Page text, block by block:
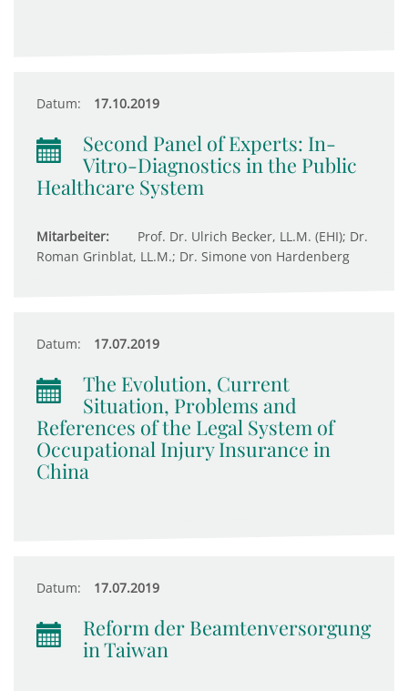
Datum: 17.10.2019
Second Panel of Experts: In-
Vitro-Diagnostics in the Public
Healthcare System
Mitarbeiter:
Prof. Dr. Ulrich Becker, LL.M. (EHI); Dr.
Roman Grinblat, LL.M.; Dr. Simone von Hardenberg
Datum: 17.07.2019
The Evolution, Current
Situation, Problems and
References of the Legal System of
Occupational Injury Insurance in
China
Datum: 17.07.2019
Reform der Beamtenversorgung
in Taiwan